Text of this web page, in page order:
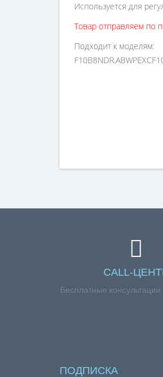
Используется для
Товар отправляем по
Подходит к моделям:
CALL-
Бесплатные
ПОДПИСКА